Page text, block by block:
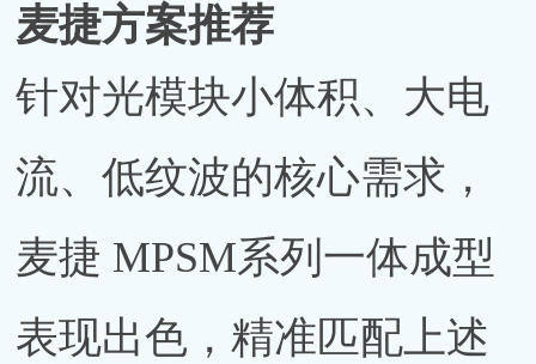
麦捷方案推荐
针对光模块小体积、大电
流、低纹波的核心需求，
麦捷 MPSM系列一体成型
表现出色，精准匹配上述